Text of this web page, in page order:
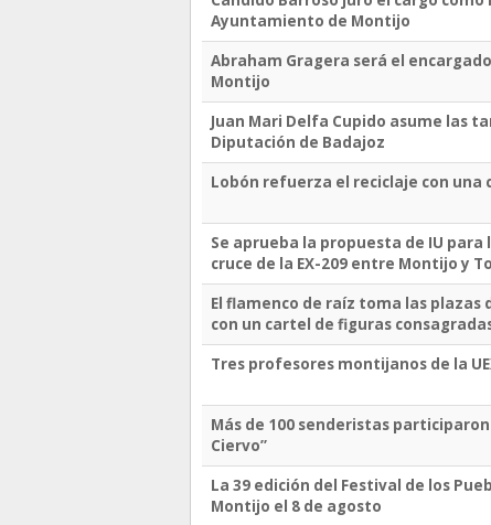
Ayuntamiento de Montijo
Abraham Gragera será el
Montijo
Juan Mari Delfa Cupido asume las
Diputación de Badajoz
Lobón refuerza el reciclaje con
Se aprueba la propuesta de IU para
cruce de la EX-209 entre Montijo y
El flamenco de raíz toma las
con un cartel de figuras
Tres profesores montijanos de la
Más de 100 senderistas
Ciervo”
La 39 edición del Festival de los
Montijo el 8 de agosto